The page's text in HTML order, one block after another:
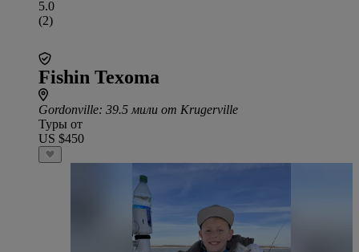
5.0
(2)
Fishin Texoma
Gordonville: 39.5 мили от Krugerville
Туры от
US $450